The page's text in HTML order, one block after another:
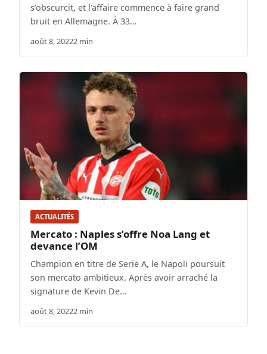
s’obscurcit, et l’affaire commence à faire grand
bruit en Allemagne. À 33…
août 8, 20222 min
ACTUALITÉS
Mercato : Naples s’offre Noa Lang et
devance l’OM
Champion en titre de Serie A, le Napoli poursuit
son mercato ambitieux. Après avoir arraché la
signature de Kevin De…
août 8, 20222 min